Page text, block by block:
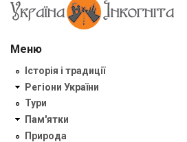
Меню
Історія і традиції
Регіони України
Тури
Пам'ятки
Природа